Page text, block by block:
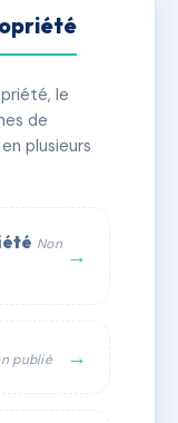
💬 WhatsApp
le
de
plusieurs
Non →
publié →